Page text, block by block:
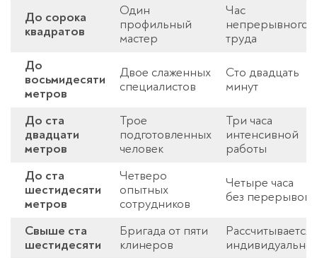
До сорока
квадратов
Один
профильный
мастер
Час
непрерывного
труда
До
восьмидесяти
метров
Двое слаженных
специалистов
Сто двадцать
минут
До ста
двадцати
метров
Трое
подготовленных
человек
Три часа
интенсивной
работы
До ста
шестидесяти
метров
Четверо
опытных
сотрудников
Четыре часа
без перерывов
Свыше ста
шестидесяти
Бригада от пяти
клинеров
Рассчитывается
индивидуально